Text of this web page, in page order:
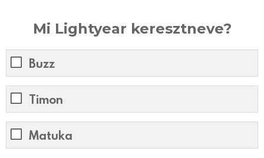
Mi Lightyear keresztneve?
Buzz
Timon
Matuka